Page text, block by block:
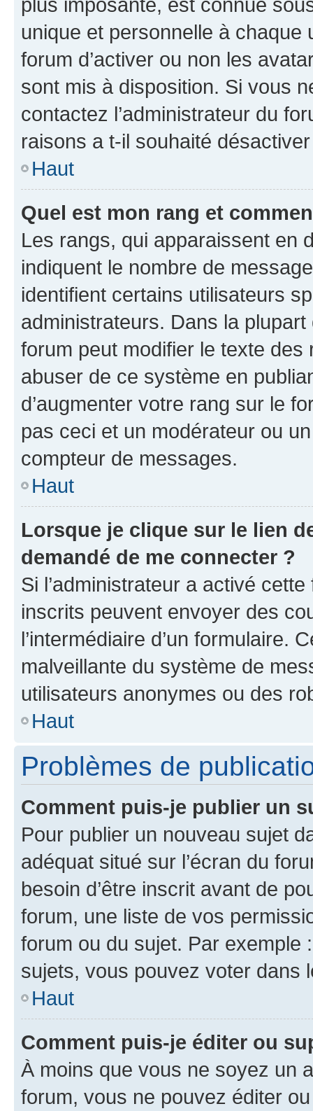
unique et personnelle à chaque
forum d’activer ou non les
sont mis à disposition. Si vous
contactez l’administrateur du
raisons a t-il souhaité
Haut
Quel est mon rang et
Les rangs, qui apparaissent en
indiquent le nombre de
identifient certains utilisateurs
administrateurs. Dans la
forum peut modifier le texte
abuser de ce système en
d’augmenter votre rang sur le
pas ceci et un modérateur ou
compteur de messages.
Haut
Lorsque je clique sur le lien
demandé de me connecter ?
Si l’administrateur a activé
inscrits peuvent envoyer des
l’intermédiaire d’un formulaire.
malveillante du système de
utilisateurs anonymes ou des
Haut
Problèmes de
Comment puis-je publier un
Pour publier un nouveau sujet
adéquat situé sur l’écran du
besoin d’être inscrit avant de
forum, une liste de vos
forum ou du sujet. Par exemple
sujets, vous pouvez voter dans
Haut
Comment puis-je éditer ou
À moins que vous ne soyez un
forum, vous ne pouvez éditer